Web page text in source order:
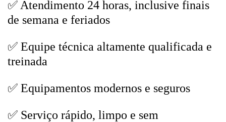
✅ Atendimento 24 horas, inclusive finais
de semana e feriados
✅ Equipe técnica altamente qualificada e
treinada
✅ Equipamentos modernos e seguros
✅ Serviço rápido, limpo e sem